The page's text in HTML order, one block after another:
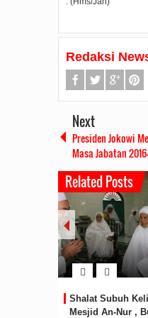
Redaksi
Next
Presiden Jokowi
Masa Jabatan
Related Posts
Bupati